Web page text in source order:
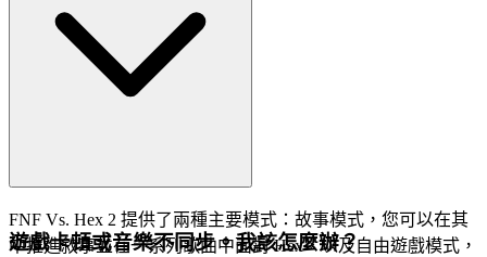
FNF Vs. Hex 2 提供了兩種主要模式：故事模式，您可以在其
中推進敘事並在一系列歌曲中面對 Hex，以及自由遊戲模式，
遊戲卡頓或音樂不同步。我該怎麼辦？